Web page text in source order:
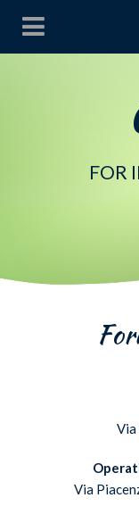
FOR
Via
Via